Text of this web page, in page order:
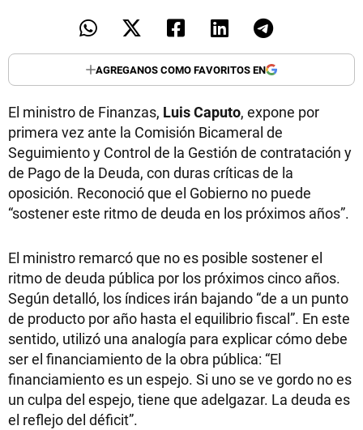
AGREGANOS COMO FAVORITOS EN
El ministro de Finanzas, LuisCaputo, expone por
primera vez ante la Comisión Bicameral de
Seguimiento y Control de la Gestión de contratación y
de Pago de la Deuda, con duras críticas de la
oposición. Reconoció que el Gobierno no puede
“sostener este ritmo de deuda en los próximos años”.
El ministro remarcó que no es posible sostener el
ritmo de deuda pública por los próximos cinco años.
Según detalló, los índices irán bajando “de a un punto
de producto por año hasta el equilibrio fiscal”. En este
sentido, utilizó una analogía para explicar cómo debe
ser el financiamiento de la obra pública: “El
financiamiento es un espejo. Si uno se ve gordo no es
un culpa del espejo, tiene que adelgazar. La deuda es
el reflejo del déficit”.